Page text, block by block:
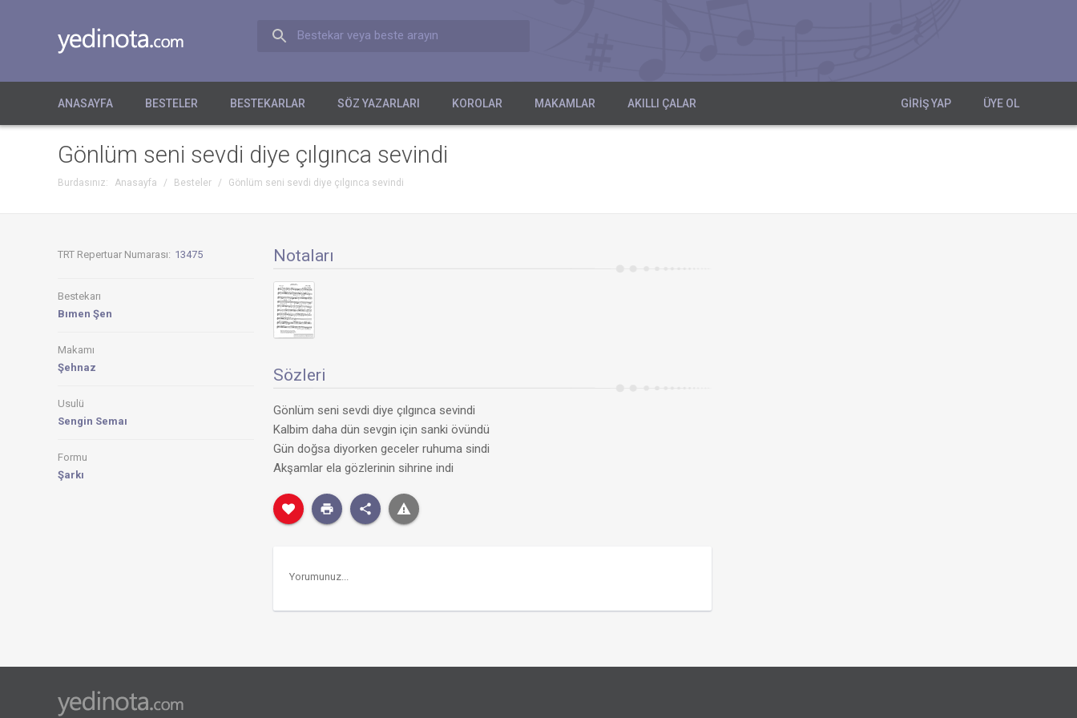
Bestekar veya beste arayın
ANASAYFA BESTELER BESTEKARLAR SÖZ YAZARLARI KOROLAR MAKAMLAR AKILLI ÇALAR GIRIŞ YAP ÜYE OL
Gönlüm seni sevdi diye çılgınca sevindi
Burdasınız: Anasayfa / Besteler / Gönlüm seni sevdi diye çılgınca sevindi
TRT Repertuar Numarası: 13475
Bestekarı
Bımen Şen
Makamı
Şehnaz
Usulü
Sengin Semaı
Formu
Şarkı
Notaları
Sözleri
Gönlüm seni sevdi diye çılgınca sevindi
Kalbim daha dün sevgin için sanki övündü
Gün doğsa diyorken geceler ruhuma sindi
Akşamlar ela gözlerinin sihrine indi